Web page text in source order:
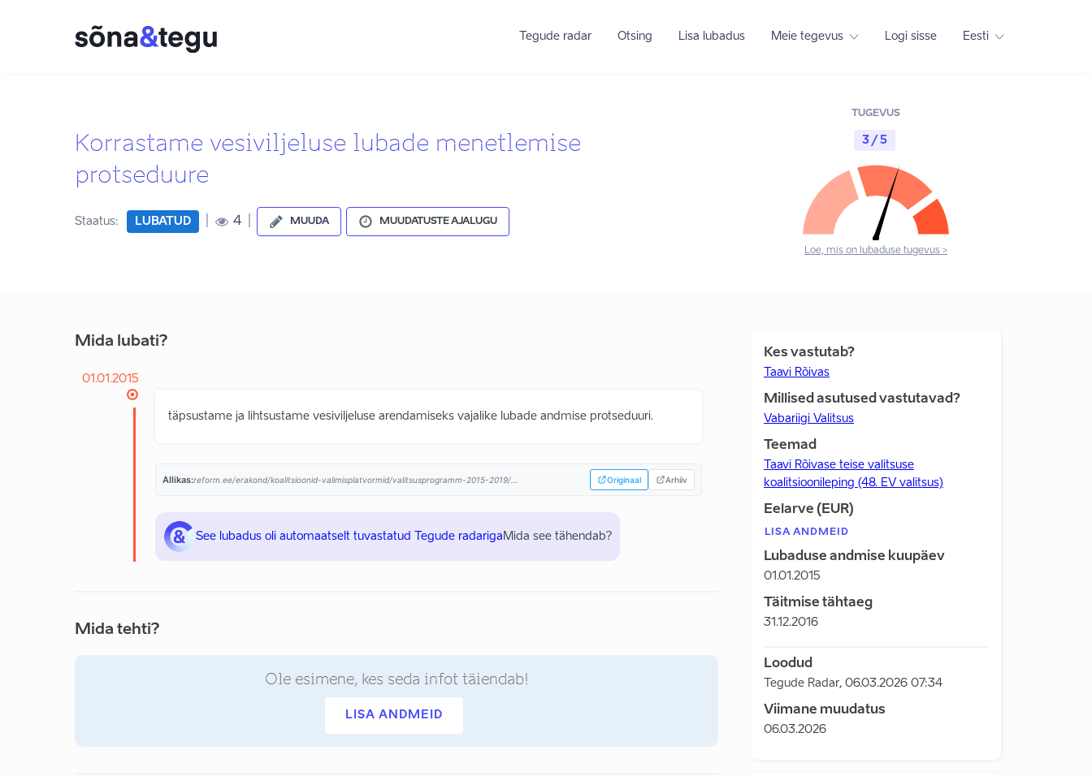
Tegude radar Otsing Lisa lubadus Meie tegevus Logi sisse Eesti
Korrastame vesiviljeluse lubade menetlemise
protseduure
Staatus: LUBATUD 4 MUUDA MUUDATUSTE AJALUGU
TUGEVUS
3 / 5
Loe, mis on lubaduse tugevus >
Mida lubati?
01.01.2015
täpsustame ja lihtsustame vesiviljeluse arendamiseks vajalike lubade andmise protseduuri.
Allikas:reform.ee/erakond/koalitsioonid-valimisplatvormid/valitsusprogramm-2015-2019/... Originaal Arhiiv
See lubadus oli automaatselt tuvastatud Tegude radariga Mida see tähendab?
Mida tehti?
Ole esimene, kes seda infot täiendab!
LISA ANDMEID
Kes vastutab?
Taavi Rõivas
Millised asutused vastutavad?
Vabariigi Valitsus
Teemad
Taavi Rõivase teise valitsuse
koalitsioonileping (48. EV valitsus)
Eelarve (EUR)
LISA ANDMEID
Lubaduse andmise kuupäev
01.01.2015
Täitmise tähtaeg
31.12.2016
Loodud
Tegude Radar, 06.03.2026 07:34
Viimane muudatus
06.03.2026